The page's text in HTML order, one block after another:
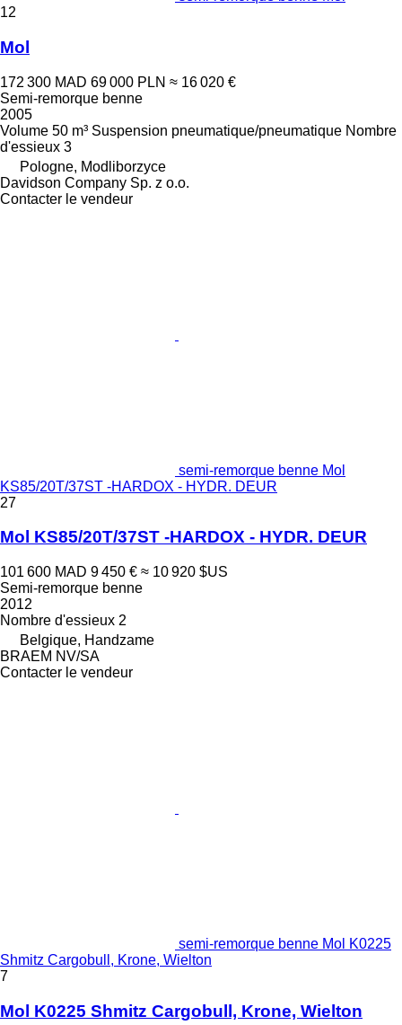
12
Mol
172 300 MAD 69 000 PLN ≈ 16 020 €
Semi-remorque benne
2005
Volume 50 m³ Suspension pneumatique/pneumatique Nombre
d'essieux 3
Pologne, Modliborzyce
Davidson Company Sp. z o.o.
Contacter le vendeur
semi-remorque benne Mol
KS85/20T/37ST -HARDOX - HYDR. DEUR
27
Mol KS85/20T/37ST -HARDOX - HYDR. DEUR
101 600 MAD 9 450 € ≈ 10 920 $US
Semi-remorque benne
2012
Nombre d'essieux 2
Belgique, Handzame
BRAEM NV/SA
Contacter le vendeur
semi-remorque benne Mol K0225
Shmitz Cargobull, Krone, Wielton
7
Mol K0225 Shmitz Cargobull, Krone, Wielton